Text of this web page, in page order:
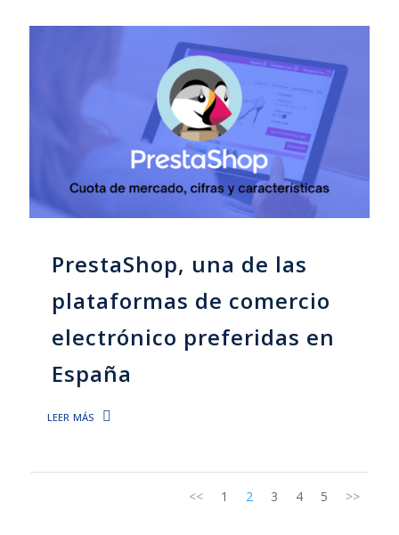
PrestaShop, una de las
plataformas de comercio
electrónico preferidas en
España
leer más
<< 1 2 3 4 5 >>